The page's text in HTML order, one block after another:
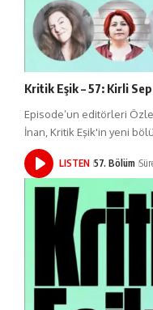
Kritik Eşik – 57: Kirli
Episode’un editörleri
İnan, Kritik Eşik'in yeni
LISTEN 57. Bölüm